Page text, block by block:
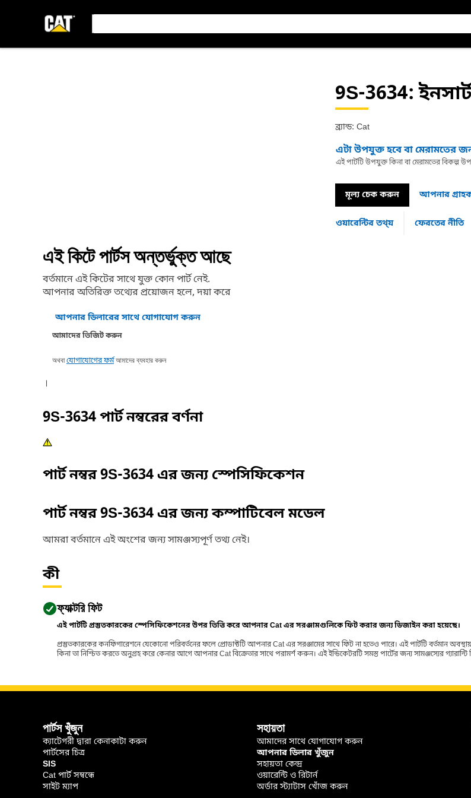
9S-3634:
ব্র্যান্ড: Cat
এটা উপযুক্ত হবে বা মেরামতের
এই পার্টটি উপযুক্ত কিনা বা মেরামতের
মূল্য চেক করুন আপনার
ওয়ারেন্টির তথ্য় ফেরতের নীতি
এই কিটে পার্টস অন্তর্ভুক্ত আছে
বর্তমানে এই কিটের সাথে যুক্ত কোন পার্ট নেই.
আপনার অতিরিক্ত তথ্যের প্রয়োজন হলে, দয়া করে
আপনার ডিলারের সাথে যোগাযোগ করুন
আমাদের ভিজিট করুন
অথবাযোগাযোগের ফর্মআমাদের ব্যবহার করুন
।
9S-3634পার্ট নম্বরের বর্ণনা
পার্ট নম্বর9S-3634এর জন্য স্পেসিফিকেশন
পার্ট নম্বর9S-3634এর জন্য কম্পাটিবেল মডেল
আমরা বর্তমানে এই অংশের জন্য সামঞ্জস্যপূর্ণ তথ্য নেই।
কী
ফ্যাক্টরি ফিট
এই পার্টটি প্রস্তুতকারকের স্পেসিফিকেশনের উপর ভিত্তি করে আপনার Cat এর সরঞ্জামগুলিকে ফিট করার জন্য ডিজাইন করা হয়েছে।
প্রস্তুতকারকের কনফিগারেশনে যেকোনো পরিবর্তনের ফলে প্রোডাক্টটি আপনার Cat এর সরঞ্জামের সাথে ফিট না হতেও পারে। এই পার্টটি বর্তমান
কিনা তা নিশ্চিত করতে অনুগ্রহ করে কেনার আগে আপনার Cat বিক্রেতার সাথে পরামর্শ করুন। এই ইন্ডিকেটরটি সমস্ত পার্টের জন্য সামঞ্জস্যের গ্যারান্টি
পার্টস খুঁজুন
ক্যাটেগরী দ্বারা কেনাকাটা করুন
পার্টসের চিত্র
SIS
Cat পার্ট সম্বন্ধে
সাইট ম্যাপ
সহায়তা
আমাদের সাথে যোগাযোগ করুন
আপনার ডিলার খুঁজুন
সহায়তা কেন্দ্র
ওয়ারেন্টি ও রিটার্ন
অর্ডার স্ট্যাটাস খোঁজ করুন